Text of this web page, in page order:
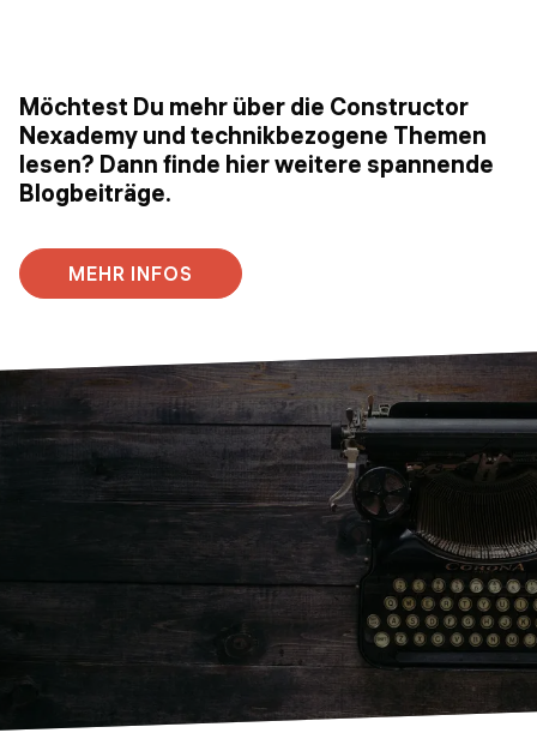
Möchtest Du mehr über die Constructor
Nexademy und technikbezogene Themen
lesen? Dann finde hier weitere spannende
Blogbeiträge.
MEHR INFOS